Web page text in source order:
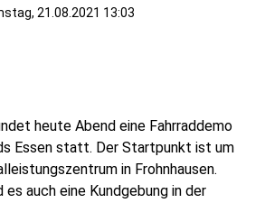
21.08.2021 13:03
heute Abend eine Fahrraddemo
Essen statt. Der Startpunkt ist um
in Frohnhausen.
es auch eine Kundgebung in der